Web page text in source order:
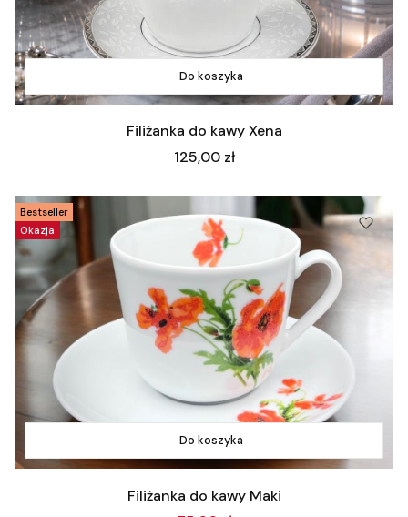
Do koszyka
Filiżanka do kawy Xena
Cena
125,00 zł
Okazja
Bestseller
Do koszyka
Filiżanka do kawy Maki